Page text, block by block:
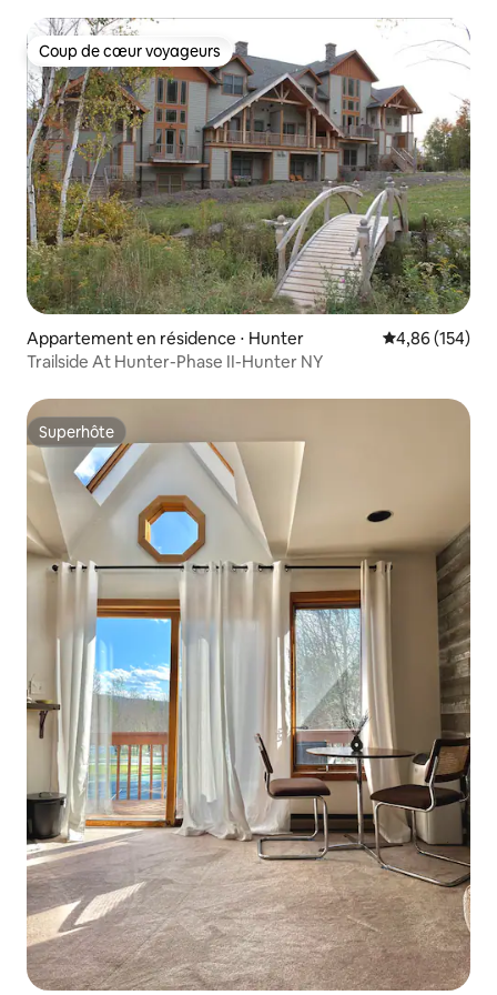
Coup de cœur voyageurs
Coup de cœur voyageurs
Appartement en résidence ⋅ Hunter Évaluation
4,86 (154)
Trailside At Hunter-Phase II-Hunter NY
Superhôte
Superhôte